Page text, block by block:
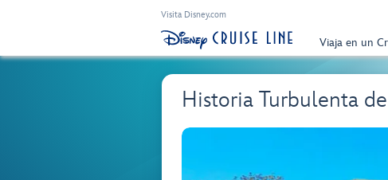
Visita Disney.com
Viaja en un
Historia Turbulenta